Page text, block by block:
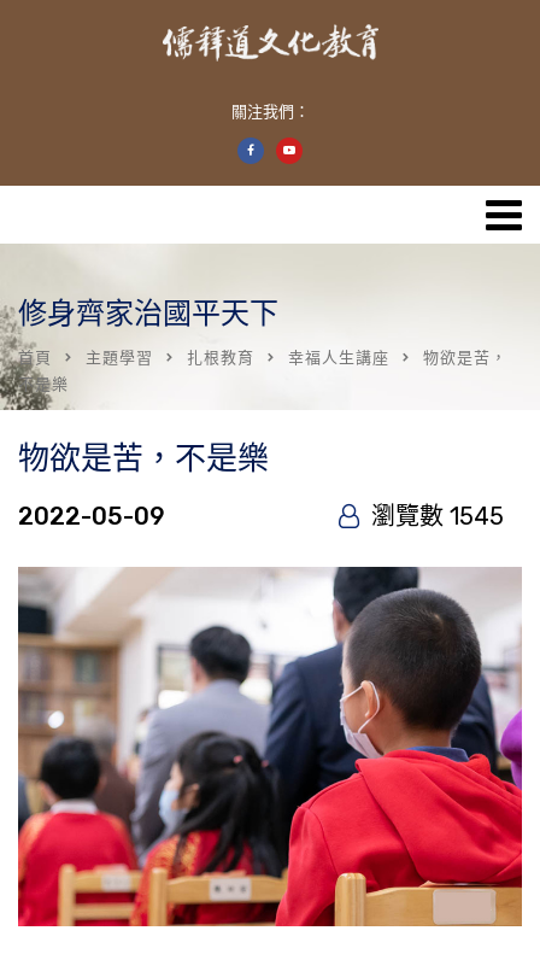
關注我們：
修身齊家治國平天下
首頁 主題學習 扎根教育 幸福人生講座
物欲是苦，
不是樂
物欲是苦，不是樂
2022-05-09 瀏覽數 1545